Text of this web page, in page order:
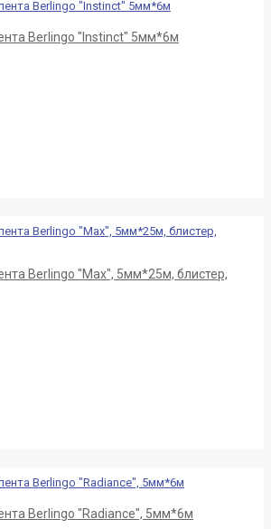
Berlingo "Instinct" 5мм*6м
Berlingo "Max", 5мм*25м, блистер,
Berlingo "Radiance", 5мм*6м